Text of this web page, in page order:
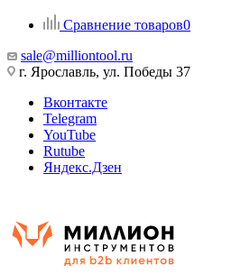
Сравнение товаров0
sale@milliontool.ru
г. Ярославль, ул. Победы 37
Вконтакте
Telegram
YouTube
Rutube
Яндекс.Дзен